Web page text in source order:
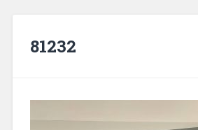
81232